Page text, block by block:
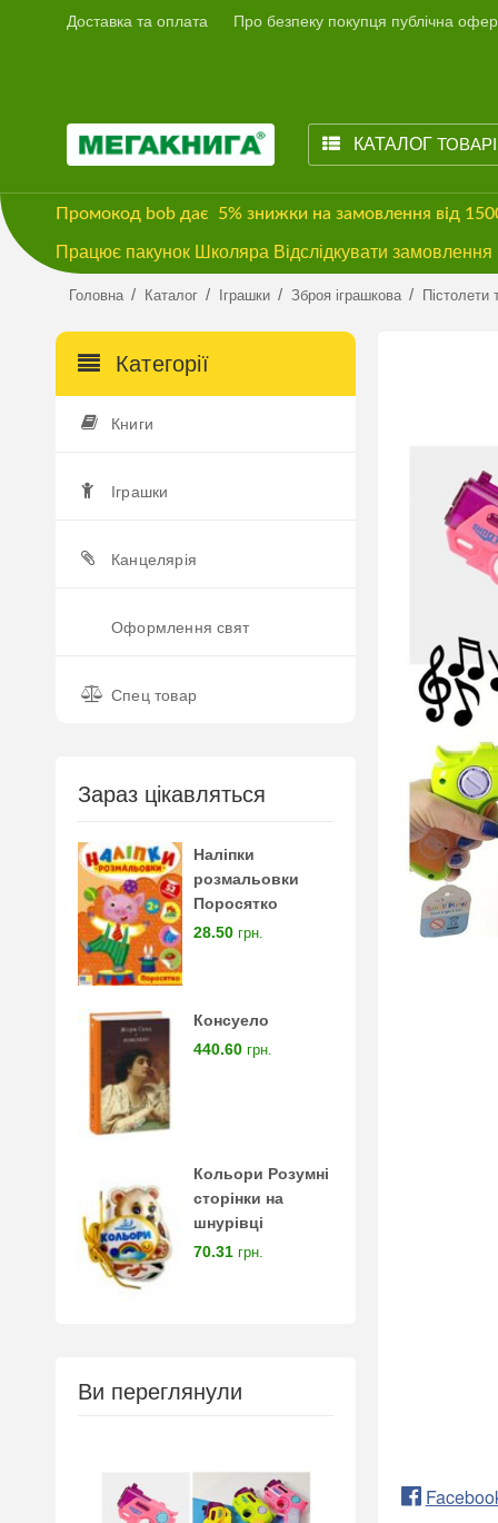
Доставка та оплата Про безпеку покупця публічна
КАТАЛОГ
Промокод bob дає 5% знижки на замовлення від
Працює пакунок Школяра Відслідкувати
Головна / Каталог / Іграшки / Зброя іграшкова / Пістолети
Категорії
Книги
Іграшки
Канцелярія
Оформлення свят
Спец товар
Зараз цікавляться
Наліпки
розмальовки
Поросятко
28.50 грн.
Консуело
440.60 грн.
Кольори Розумні
сторінки на
шнурівці
70.31 грн.
Ви переглянули